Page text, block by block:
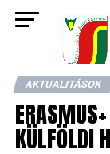
AKTUALITÁSOK
KÜLFÖLDI